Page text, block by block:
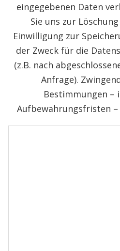
eingegebenen Daten
Sie uns zur
Einwilligung zur
der Zweck für die
(z.B. nach
Anfrage).
Bestimmungen –
Aufbewahrungsfristen